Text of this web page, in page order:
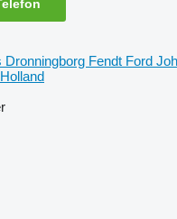
Dronningborg Fendt Ford